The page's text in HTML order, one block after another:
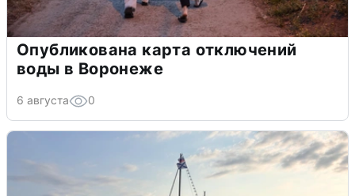
Опубликована карта отключений
воды в Воронеже
6 августа 0